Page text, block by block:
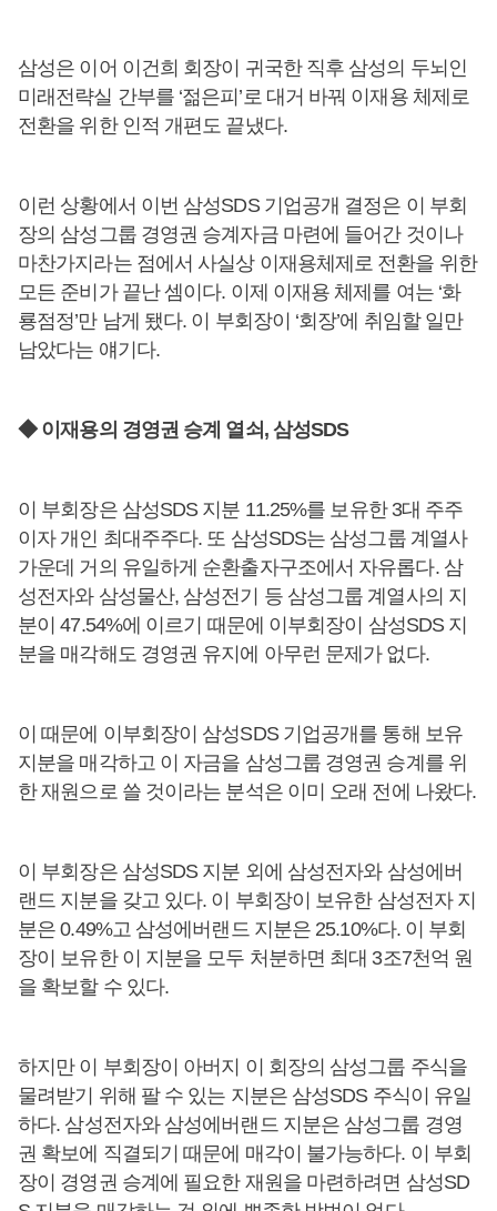
삼성은 이어 이건희 회장이 귀국한 직후 삼성의 두뇌인
미래전략실 간부를 ‘젊은피’로 대거 바꿔 이재용 체제로
전환을 위한 인적 개편도 끝냈다.
이런 상황에서 이번 삼성SDS 기업공개 결정은 이 부회
장의 삼성그룹 경영권 승계자금 마련에 들어간 것이나
마찬가지라는 점에서 사실상 이재용체제로 전환을 위한
모든 준비가 끝난 셈이다. 이제 이재용 체제를 여는 ‘화
룡점정’만 남게 됐다. 이 부회장이 ‘회장’에 취임할 일만
남았다는 얘기다.
◆ 이재용의 경영권 승계 열쇠, 삼성SDS
이 부회장은 삼성SDS 지분 11.25%를 보유한 3대 주주
이자 개인 최대주주다. 또 삼성SDS는 삼성그룹 계열사
가운데 거의 유일하게 순환출자구조에서 자유롭다. 삼
성전자와 삼성물산, 삼성전기 등 삼성그룹 계열사의 지
분이 47.54%에 이르기 때문에 이부회장이 삼성SDS 지
분을 매각해도 경영권 유지에 아무런 문제가 없다.
이 때문에 이부회장이 삼성SDS 기업공개를 통해 보유
지분을 매각하고 이 자금을 삼성그룹 경영권 승계를 위
한 재원으로 쓸 것이라는 분석은 이미 오래 전에 나왔다.
이 부회장은 삼성SDS 지분 외에 삼성전자와 삼성에버
랜드 지분을 갖고 있다. 이 부회장이 보유한 삼성전자 지
분은 0.49%고 삼성에버랜드 지분은 25.10%다. 이 부회
장이 보유한 이 지분을 모두 처분하면 최대 3조7천억 원
을 확보할 수 있다.
하지만 이 부회장이 아버지 이 회장의 삼성그룹 주식을
물려받기 위해 팔 수 있는 지분은 삼성SDS 주식이 유일
하다. 삼성전자와 삼성에버랜드 지분은 삼성그룹 경영
권 확보에 직결되기 때문에 매각이 불가능하다. 이 부회
장이 경영권 승계에 필요한 재원을 마련하려면 삼성SD